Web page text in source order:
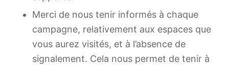
Merci de nous tenir informés à chaque
campagne, relativement aux espaces que
vous aurez visités, et à l’absence de
signalement. Cela nous permet de tenir à